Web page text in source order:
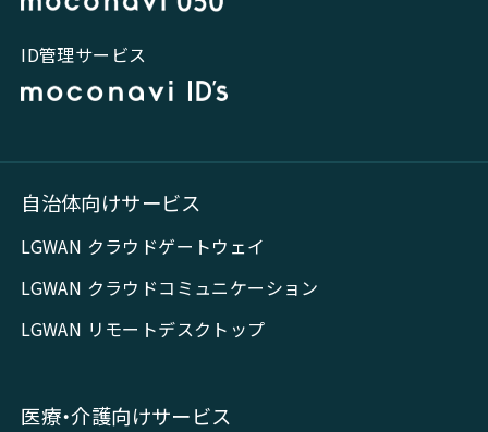
ID管理サービス
自治体向けサービス
LGWAN クラウドゲートウェイ
LGWAN クラウドコミュニケーション
LGWAN リモートデスクトップ
医療・介護向けサービス